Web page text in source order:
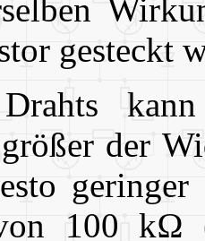
gesteckt
größer der
100 kΩ